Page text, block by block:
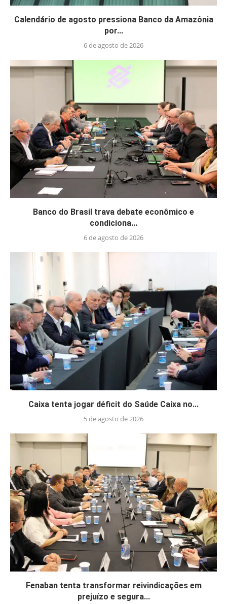
Calendário de agosto pressiona Banco da Amazônia
por...
6 de agosto de 2026
Banco do Brasil trava debate econômico e
condiciona...
6 de agosto de 2026
Caixa tenta jogar déficit do Saúde Caixa no...
5 de agosto de 2026
Fenaban tenta transformar reivindicações em
prejuízo e segura...